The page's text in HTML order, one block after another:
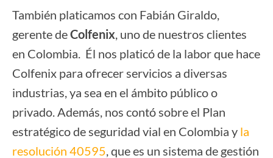
También platicamos con Fabián Giraldo,
gerente deColfenix, uno de nuestros clientes
en Colombia. Él nos platicó de la labor que hace
Colfenix para ofrecer servicios a diversas
industrias, ya sea en el ámbito público o
privado. Además, nos contó sobre el Plan
estratégico de seguridad vial en Colombia y la
resolución 40595, que es un sistema de gestión